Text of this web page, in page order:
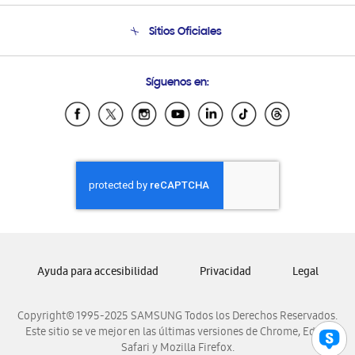
Condiciones de Compra
Soporte vía eMail
Sitios Oficiales
Samsung Ecuador
Samsung El Salvador
Samsung Honduras
Samsung Nicaragua
Samsung Panamá
Samsung Venezuela
Síguenos en:
Copyright© 1995-2025 SAMSUNG Todos los Derechos Reservados.
Este sitio se ve mejor en las últimas versiones de Chrome, Edge,
Safari y Mozilla Firefox.
Ayuda para accesibilidad Privacidad Legal